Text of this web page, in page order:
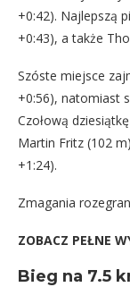
+0:42). Najlepszą
+0:43), a także
Szóste miejsce
+0:56), natomiast
Czołową
Martin Fritz (102
+1:24).
Zmagania
ZOBACZ PEŁNE
Bieg na 7.5